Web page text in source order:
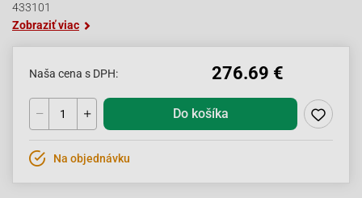
433101
Zobraziť viac
Naša cena s DPH: 276.69 €
Do košíka
Na objednávku